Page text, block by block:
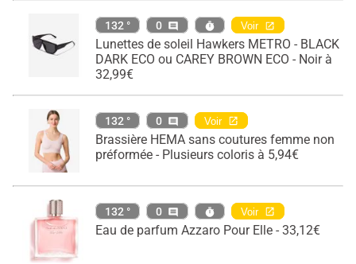
132 ° 0 Voir
Lunettes de soleil Hawkers METRO - BLACK
DARK ECO ou CAREY BROWN ECO - Noir à
32,99€
132 ° 0 Voir
Brassière HEMA sans coutures femme non
préformée - Plusieurs coloris à 5,94€
132 ° 0 Voir
Eau de parfum Azzaro Pour Elle - 33,12€